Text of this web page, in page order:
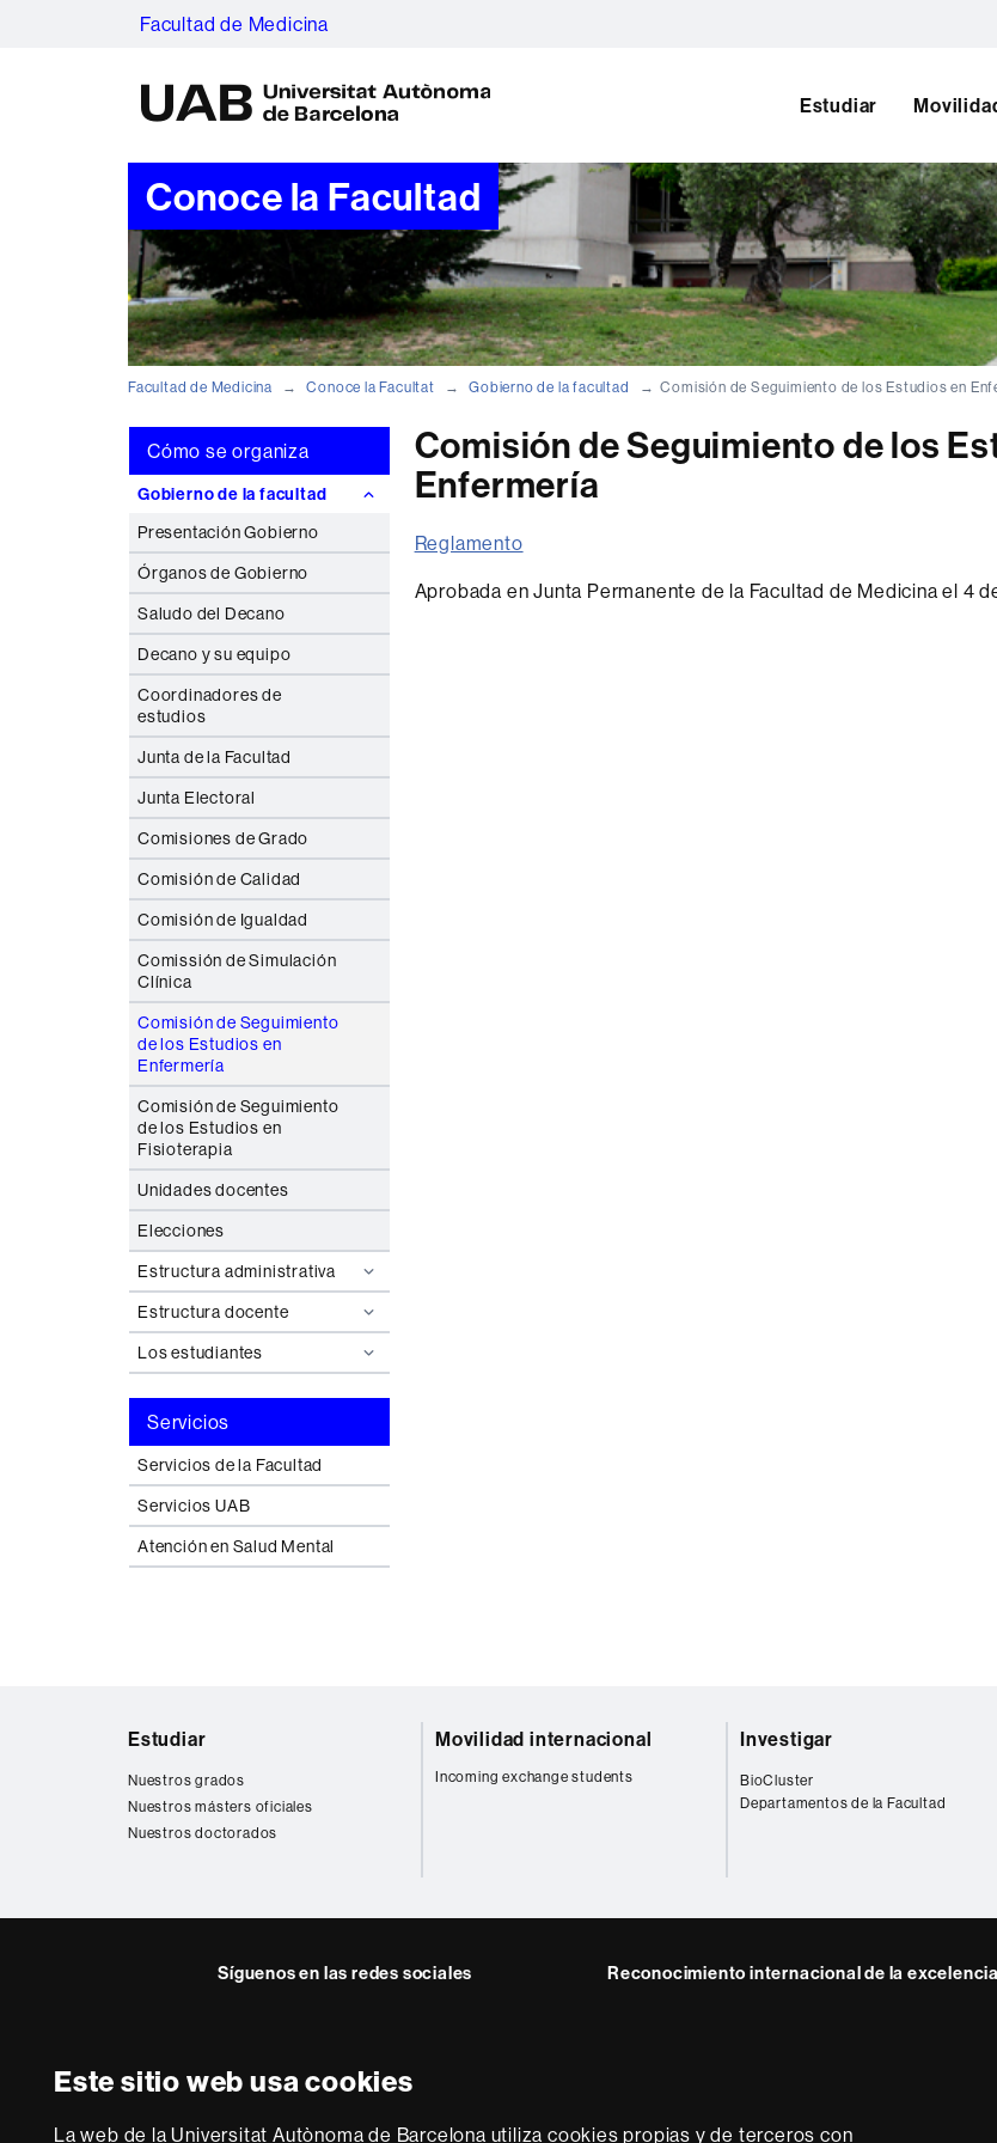
Este sitio web usa cookies
La web de la Universitat Autònoma de Barcelona utiliza cookies propias y de terceros con
Facultad de Medicina
A
Estudiar
Conoce la Facultad
Facultad de Medicina Conoce la Facultat Gobierno de la facultad Comisión de Seguimiento de los Estudios en
Cómo se organiza
Gobierno de la facultad
Presentación Gobierno
Órganos de Gobierno
Saludo del Decano
Decano y su equipo
Coordinadores de
estudios
Junta de la Facultad
Junta Electoral
Comisiones de Grado
Comisión de Calidad
Comisión de Igualdad
Comissión de Simulación
Clínica
Comisión de Seguimiento
de los Estudios en
Enfermería
Comisión de Seguimiento
de los Estudios en
Fisioterapia
Unidades docentes
Elecciones
Estructura administrativa
Estructura docente
Los estudiantes
Servicios
Servicios de la Facultad
Servicios UAB
Atención en Salud Mental
Comisión de Seguimiento de los
Enfermería
Reglamento
Aprobada en Junta Permanente de la Facultad de Medicina el 4
Estudiar
Nuestros grados
Nuestros másters oficiales
Nuestros doctorados
Movilidad internacional
Incoming exchange students
Investigar
BioCluster
Departamentos de la Facultad
Síguenos en las redes sociales Reconocimiento internacional de la excelencia
Euraxess
Sobre
esta